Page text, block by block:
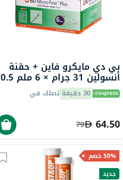
بي دي مايكرو فاين + حقنة
أنسولين 31 جرام × 6 ملم 0.5
مل 100 قطعة 30 دقيقة تصلك في
64.50
79
50% خصم
جديد